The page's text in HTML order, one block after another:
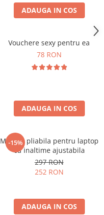
ADAUGA IN COS
Vouchere sexy pentru ea
78 RON
ADAUGA IN COS
-15%
Masuta pliabila pentru laptop
cu inaltime ajustabila
297 RON
252 RON
ADAUGA IN COS